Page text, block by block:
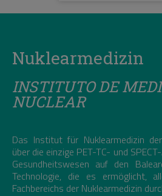
Nuklearmedizin
INSTITUTO DE
NUCLEAR
Das Institut für Nuklearmedizin
über die einzige PET-TC- und
Gesundheitswesen auf den
Technologie, die es ermöglicht,
Fachbereichs der Nuklearmedizin